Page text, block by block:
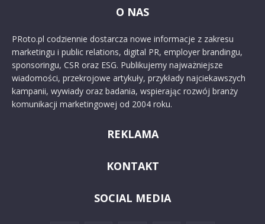
O NAS
PRoto.pl codziennie dostarcza nowe informacje z zakresu
marketingu i public relations, digital PR, employer brandingu,
sponsoringu, CSR oraz ESG. Publikujemy najważniejsze
wiadomości, przekrojowe artykuły, przykłady najciekawszych
kampanii, wywiady oraz badania, wspierając rozwój branży
komunikacji marketingowej od 2004 roku.
REKLAMA
KONTAKT
SOCIAL MEDIA